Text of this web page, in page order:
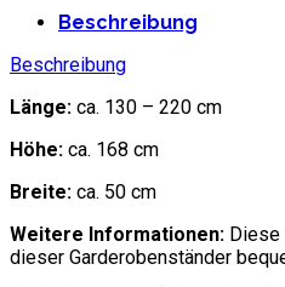
Beschreibung
Beschreibung
Länge: ca. 130 – 220 cm
Höhe: ca. 168 cm
Breite: ca. 50 cm
Weitere Informationen:
dieser Garderobenständer